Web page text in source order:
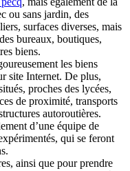
ou sans jardin, des
surfaces diverses, mais
bureaux, boutiques,
biens.
les biens
site Internet. De plus,
proches des lycées,
de proximité, transports
autoroutières.
d’une équipe de
qui se feront
ainsi que pour prendre